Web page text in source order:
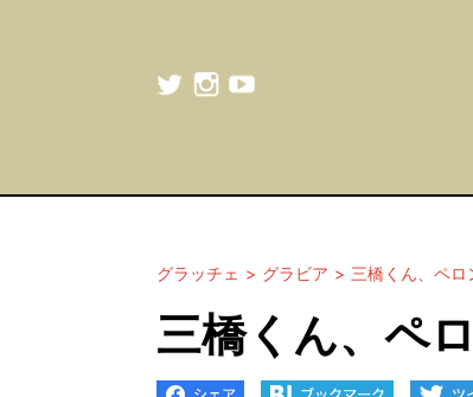
グラッチェ グラビア 三橋くん、ペロ
三橋くん、ペ